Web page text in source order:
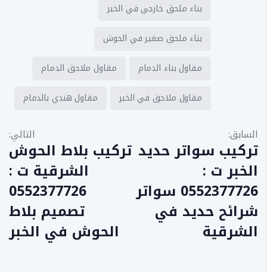
بناء ملحق خارجي في الخبر
بناء ملحق صغير في الحوش
مقاول بناء الدمام
مقاول ملاحق الدمام
مقاول ملاحق في الخبر
مقاول هندي بالدمام
ت
ص
فّ
ح
ا
ل
م
السابق:
تركيب سواتر حديد
الخبر ت :
0552377726 سواتر
شرائح حديد في
الشرقية
التالي:
تركيب بلاط الحوش
الشرقية ت :
0552377726
تصميم بلاط
الحوش في الخبر